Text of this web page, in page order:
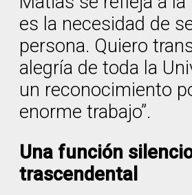
es la necesidad de
persona. Quiero
alegría de toda la
un reconocimiento
enorme trabajo”.
Una función
trascendental